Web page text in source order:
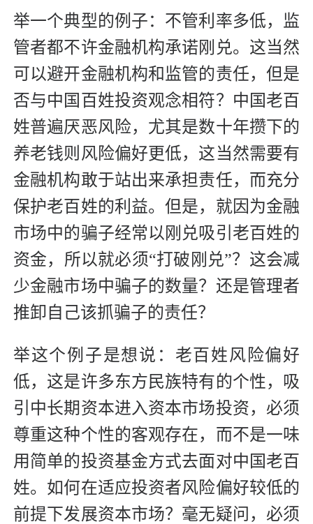
举一个典型的例子：不管利率多低，监
管者都不许金融机构承诺刚兑。这当然
可以避开金融机构和监管的责任，但是
否与中国百姓投资观念相符？中国老百
姓普遍厌恶风险，尤其是数十年攒下的
养老钱则风险偏好更低，这当然需要有
金融机构敢于站出来承担责任，而充分
保护老百姓的利益。但是，就因为金融
市场中的骗子经常以刚兑吸引老百姓的
资金，所以就必须“打破刚兑”？这会减
少金融市场中骗子的数量？还是管理者
推卸自己该抓骗子的责任？
举这个例子是想说：老百姓风险偏好
低，这是许多东方民族特有的个性，吸
引中长期资本进入资本市场投资，必须
尊重这种个性的客观存在，而不是一味
用简单的投资基金方式去面对中国老百
姓。如何在适应投资者风险偏好较低的
前提下发展资本市场？毫无疑问，必须